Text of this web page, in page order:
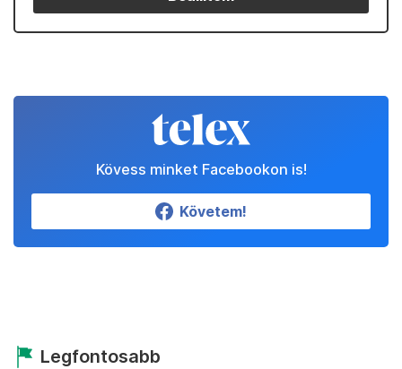
Kövess minket Facebookon is!
Követem!
Legfontosabb